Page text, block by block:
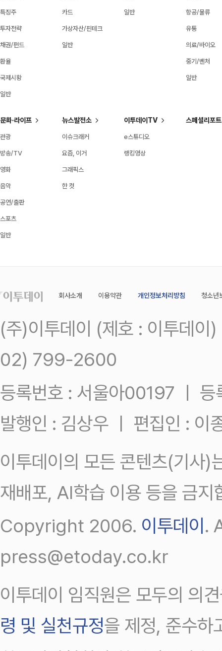
특징주
투자전략
채권/펀드
환율
국제시황
일반
카드
가상자산/핀테크
일반
일반 항공/물류
유통
의료/바이오
중기/벤처
일반
문화·라이프
관광
방송/TV
영화
음악
공연/출판
스포츠
일반
뉴스발전소
이슈크래커
요즘, 이거
그래픽스
한 컷
이투데이TV
e스튜디오
랭킹영상
스페셜리포트
회사소개 이용약관 개인정보처리방침 청소년
(주)이투데이 (제호 : 이투데
02) 799-2600
등록번호 : 서울아00197 ㅣ
발행인 : 김상우 ㅣ 편집인 : 이
이투데이의 모든 콘텐츠(기사)
재배포, AI학습 이용 등을 금지
Copyright 2006. 이투데이.
press@etoday.co.kr
이투데이 임직원은 모두의 의
령 및 실천규정을 제정, 준수하